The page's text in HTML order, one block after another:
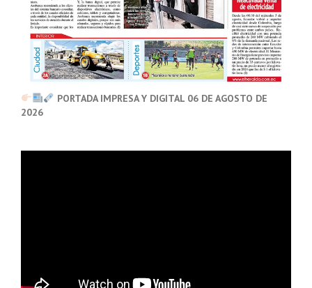
PORTADA IMPRESA Y DIGITAL 06 DE AGOSTO DE
2026